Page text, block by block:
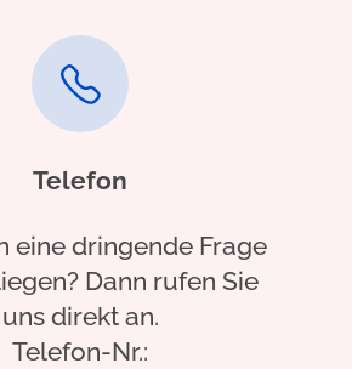
Telefon
eine dringende Frage
Dann rufen Sie
uns direkt an.
Telefon-Nr.: